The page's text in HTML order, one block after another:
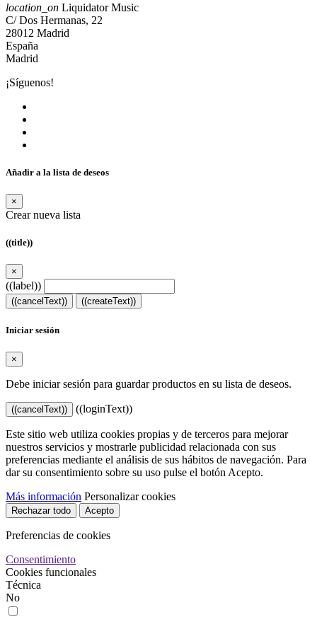
location_on Liquidator Music
C/ Dos Hermanas, 22
28012 Madrid
España
Madrid
¡Síguenos!
Añadir a la lista de deseos
×
Crear nueva lista
((title))
×
((label))
((cancelText)) ((createText))
Iniciar sesión
×
Debe iniciar sesión para guardar productos en su lista de deseos.
((cancelText)) ((loginText))
Este sitio web utiliza cookies propias y de terceros para mejorar
nuestros servicios y mostrarle publicidad relacionada con sus
preferencias mediante el análisis de sus hábitos de navegación. Para
dar su consentimiento sobre su uso pulse el botón Acepto.
Más información Personalizar cookies
Rechazar todo Acepto
Preferencias de cookies
Consentimiento
Cookies funcionales
Técnica
No